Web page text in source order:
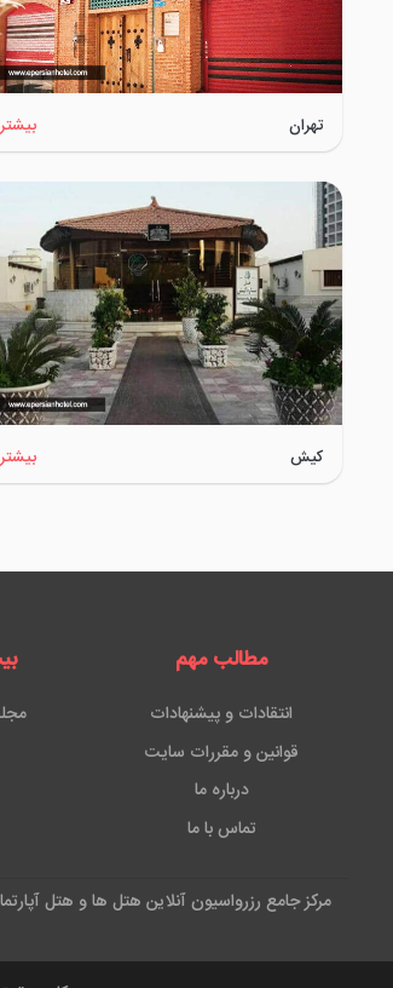
تهران بیشتر
کیش بیشتر
مطالب مهم
انتقادات و پیشنهادات
قوانین و مقررات سایت
درباره ما
تماس با ما
مرکز جامع رزرواسیون آنلاین هتل ها و هتل